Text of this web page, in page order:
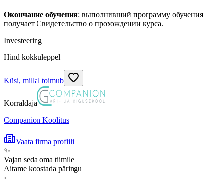
Окончание обучения: выполнивший программу обучения
получает Свидетельство о прохождении курса.
Investeering
Hind kokkuleppel
Küsi, millal toimub
Korraldaja
Companion Koolitus
Vaata firma profiili
✨
Vajan seda oma tiimile
Aitame koostada päringu
›